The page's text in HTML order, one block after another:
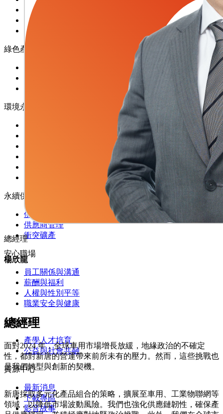
總經理
楊欣龍
總經理
面對2024 年，全球車用市場增長放緩，地緣政治的不確定
性，都對新唐的營運帶來前所未有的壓力。然而，這些挑戰也
是我們轉型與創新的契機。
新唐採取多元化產品組合的策略，擴展至車用、工業物聯網等
領域，以降低市場波動風險。我們也強化供應鏈韌性，確保產
企業誠信
ESG風險策略
資訊安全
綠色產品
環境永續
永續供應鏈
供應鏈組成
供應商管理
衝突礦產
安心職場
員工關係與溝通
薪酬與福利
人權與性別平等
職業安全與健康
社會共融
產學人才培育
公益與社會共融
資源中心
最新消息
下載專區
影音故事